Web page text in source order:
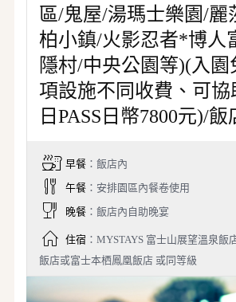
區/鬼屋/湯瑪士樂園/麗
柏小鎮/火影忍者*博人
隱村/中央公園等)(入園
項設施不同收費、可協
日PASS日幣7800元)/飯
早餐：飯店內
午餐：安排園區內餐卷使用
晚餐：飯店內自助晚宴
住宿：MYSTAYS 富士山展望溫泉飯
飯店或富士本栖鳳凰飯店 或同等級